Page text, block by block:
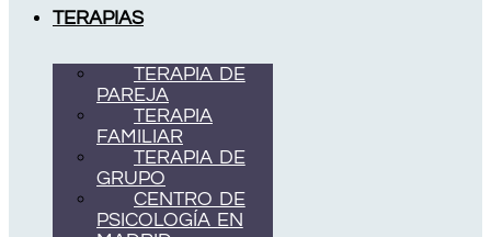
TERAPIAS
TERAPIA DE
PAREJA
TERAPIA
FAMILIAR
TERAPIA DE
GRUPO
CENTRO DE
PSICOLOGÍA EN